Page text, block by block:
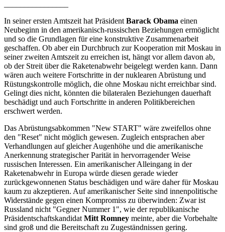
In seiner ersten Amtszeit hat Präsident Barack Obama einen
Neubeginn in den amerikanisch-russischen Beziehungen ermöglicht
und so die Grundlagen für eine konstruktive Zusammenarbeit
geschaffen. Ob aber ein Durchbruch zur Kooperation mit Moskau in
seiner zweiten Amtszeit zu erreichen ist, hängt vor allem davon ab,
ob der Streit über die Raketenabwehr beigelegt werden kann. Dann
wären auch weitere Fortschritte in der nuklearen Abrüstung und
Rüstungskontrolle möglich, die ohne Moskau nicht erreichbar sind.
Gelingt dies nicht, könnten die bilateralen Beziehungen dauerhaft
beschädigt und auch Fortschritte in anderen Politikbereichen
erschwert werden.
Das Abrüstungsabkommen "New START" wäre zweifellos ohne
den "Reset" nicht möglich gewesen. Zugleich entsprachen aber
Verhandlungen auf gleicher Augenhöhe und die amerikanische
Anerkennung strategischer Parität in hervorragender Weise
russischen Interessen. Ein amerikanischer Alleingang in der
Raketenabwehr in Europa würde diesen gerade wieder
zurückgewonnenen Status beschädigen und wäre daher für Moskau
kaum zu akzeptieren. Auf amerikanischer Seite sind innenpolitische
Widerstände gegen einen Kompromiss zu überwinden: Zwar ist
Russland nicht "Gegner Nummer 1", wie der republikanische
Präsidentschaftskandidat Mitt Romney meinte, aber die Vorbehalte
sind groß und die Bereitschaft zu Zugeständnissen gering.